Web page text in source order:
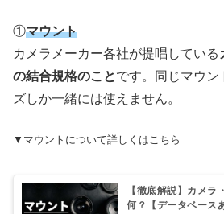
①マウント
カメラメーカー各社が提唱している
の結合規格のことです。同じマウン
ズしか一緒には使えません。
▼マウントについて詳しくはこちら
【徹底解説】カメラ
何？【データベース